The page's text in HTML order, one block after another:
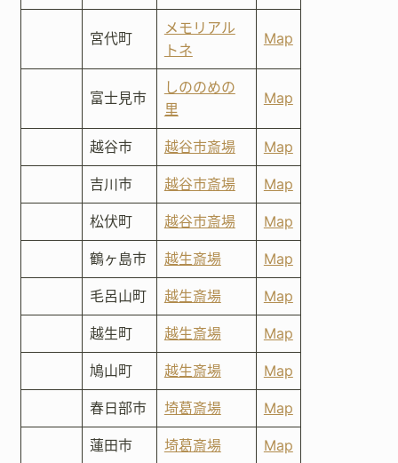
宮代町
メモリアル
トネ
Map
富士見市
しののめの
里
Map
越谷市 越谷市斎場 Map
吉川市 越谷市斎場 Map
松伏町 越谷市斎場 Map
鶴ヶ島市 越生斎場 Map
毛呂山町 越生斎場 Map
越生町 越生斎場 Map
鳩山町 越生斎場 Map
春日部市 埼葛斎場 Map
蓮田市 埼葛斎場 Map